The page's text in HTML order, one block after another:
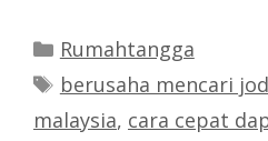
Categories
Rumahtangga
Tags
berusaha mencari
malaysia, cara cepat